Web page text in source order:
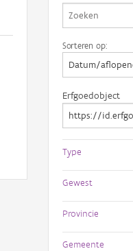
Sorteren op:
Erfgoedobject
Type
Gewest
Provincie
Gemeente